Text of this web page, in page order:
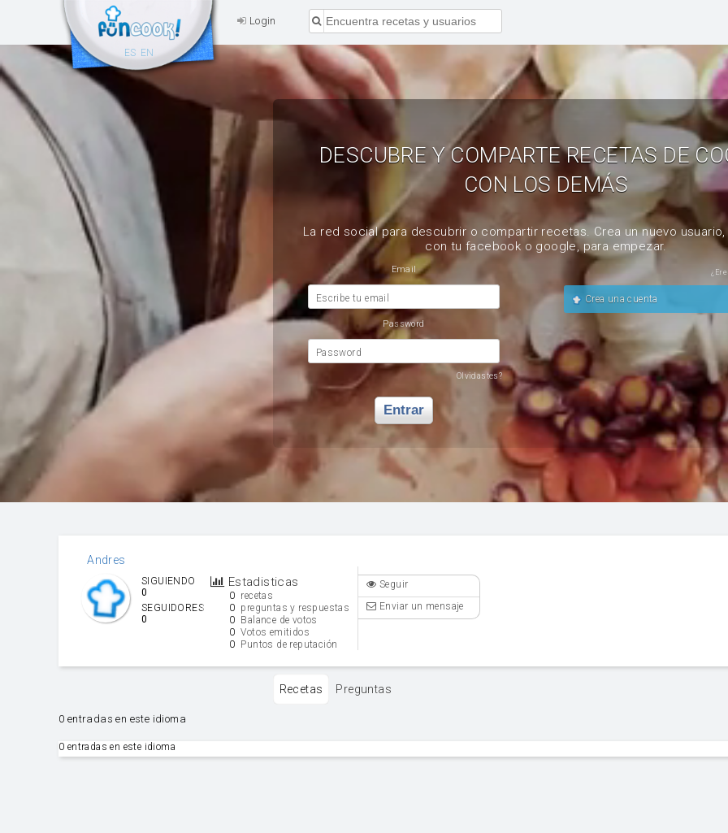
Login
ES EN
DESCUBRE Y COMPARTE RECETAS DE
CON LOS DEMÁS
La red social para descubrir o compartir recetas. Crea un nuevo
con tu facebook o google, para empezar.
Email
Escribe tu email
Password
Password
Olvidastes?
Entrar
Crea una cuenta
Andres
Estadisticas
0 recetas
0 preguntas y respuestas
0 Balance de votos
0 Votos emitidos
0 Puntos de reputación
SIGUIENDO
0
SEGUIDORES
0
Seguir
Enviar un mensaje
Recetas Preguntas
0 entradas en este idioma
0 entradas en este idioma